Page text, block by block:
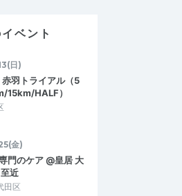
みどりのきりん
今回初めてイベントに参加させて頂きまし
た、初めて走る街並みを会話をしながらの
ランニングは良い体験なりました、あり…
ベント
日)
羽トライアル（5
15km/HALF）
金)
門のケア @皇居 大
近
田区